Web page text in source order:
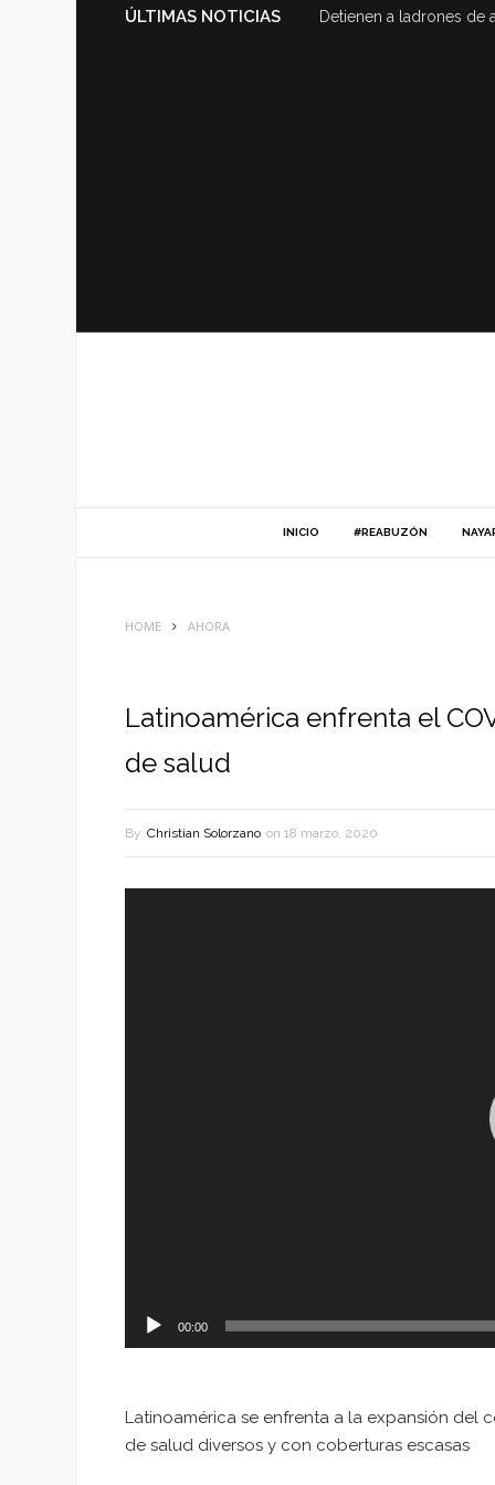
ÚLTIMAS NOTICIAS Detienen a ladrones de
INICIO #REABUZÓN
HOME AHORA
Latinoamérica enfrenta el
de salud
By Christian Solorzano on 18 marzo, 2020
00:00
Latinoamérica se enfrenta a la expansión del
de salud diversos y con coberturas escasas